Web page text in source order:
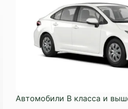
Автомобили B класса и